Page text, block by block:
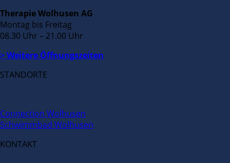
Therapie Wolhusen AG
Montag bis Freitag
08.30 Uhr – 21.00 Uhr
> Weitere Öffnungszeiten
STANDORTE
Connection Wolhusen
Schwimmbad Wolhusen
KONTAKT